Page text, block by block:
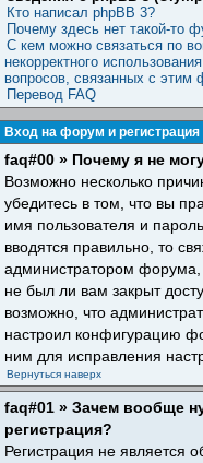
Кто написал phpBB 3?
Почему здесь нет такой-то
С кем можно связаться по
некорректного
вопросов, связанных с этим
Перевод FAQ
Вход на форум и регистрация
faq#00 » Почему я не
Возможно несколько
убедитесь в том, что вы
имя пользователя и
вводятся правильно, то
администратором форума,
не был ли вам закрыт
возможно, что
настроил конфигурацию
ним для исправления
Вернуться наверх
faq#01 » Зачем вообще
регистрация?
Регистрация не является